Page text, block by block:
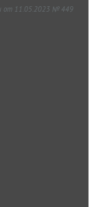
от 11.05.2023 № 449